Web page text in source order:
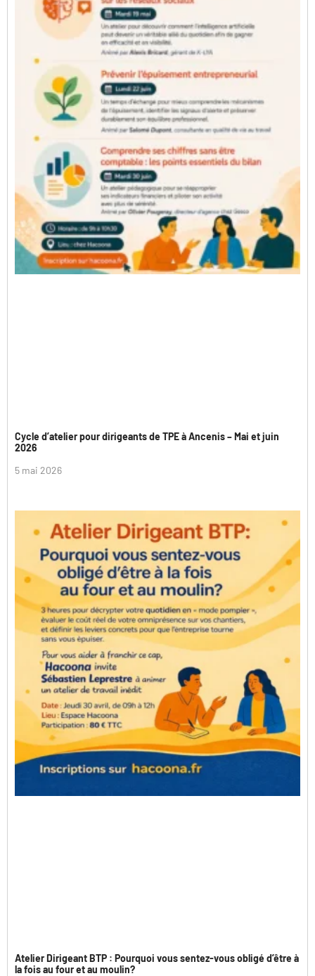
Cycle d’atelier pour dirigeants de TPE à Ancenis – Mai et juin
2026
5 mai 2026
Atelier Dirigeant BTP : Pourquoi vous sentez-vous obligé d’être à
la fois au four et au moulin?